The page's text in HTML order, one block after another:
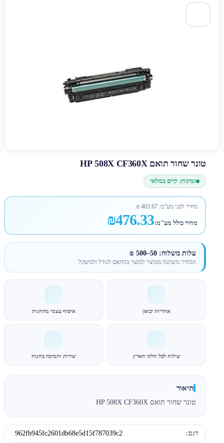
טונר שחור תואם HP 508X CF360X
זמינות: קיים במלאי
מחיר לפני מע"מ:403.67
₪
מחיר כולל מע"מ:₪476.33
עלות משלוח: 50–500 ₪
המחיר משתנה ממוצר למוצר בהתאם לגודל ולמשקל
אחריות יבואן איסוף עצמי מהחנות
שילוח לכל חלקי הארץ שירות ותמיכה בחנות
תיאור
טונר שחור תואם HP 508X CF360X
דגם: 962fb945fc2601db68e5d15f787039c2